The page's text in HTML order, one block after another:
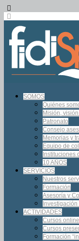
SOMOS
Quiénes
Misión,
Patronato
Consejo
Memorias y
Equipo de
Instituciones
10 AÑOS
SERVICIOS
Nuestros
Formación
Asesoría y
ACTIVIDADES
Cursos online
Cursos
Formación